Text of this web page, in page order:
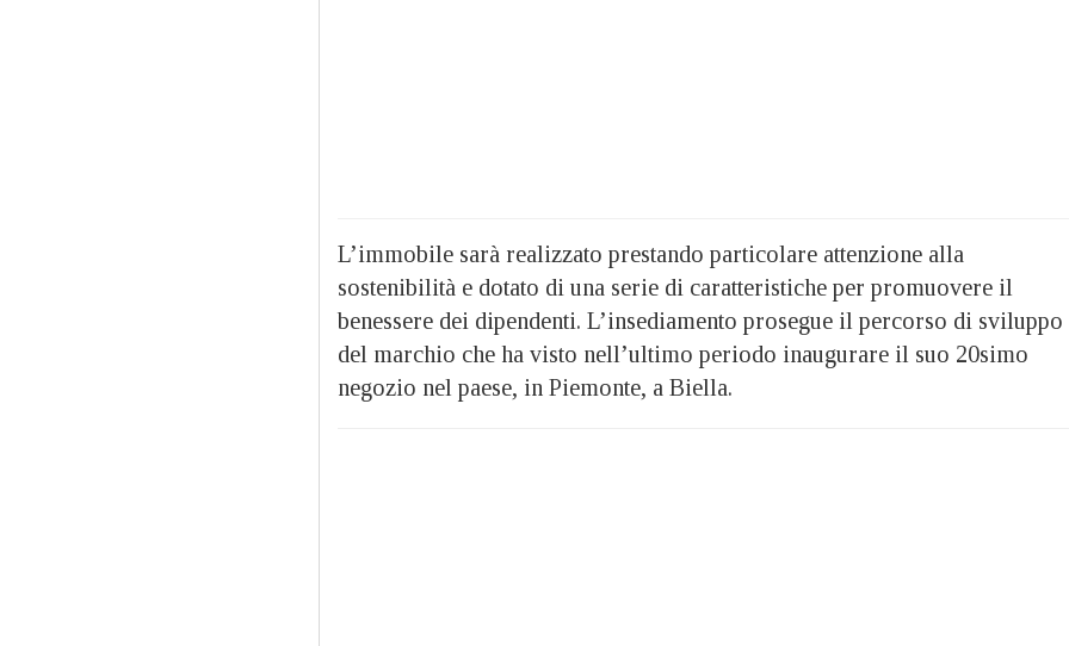
L’immobile sarà realizzato prestando particolare attenzione alla
sostenibilità e dotato di una serie di caratteristiche per promuovere il
benessere dei dipendenti. L’insediamento prosegue il percorso di sviluppo
del marchio che ha visto nell’ultimo periodo inaugurare il suo 20simo
negozio nel paese, in Piemonte, a Biella.